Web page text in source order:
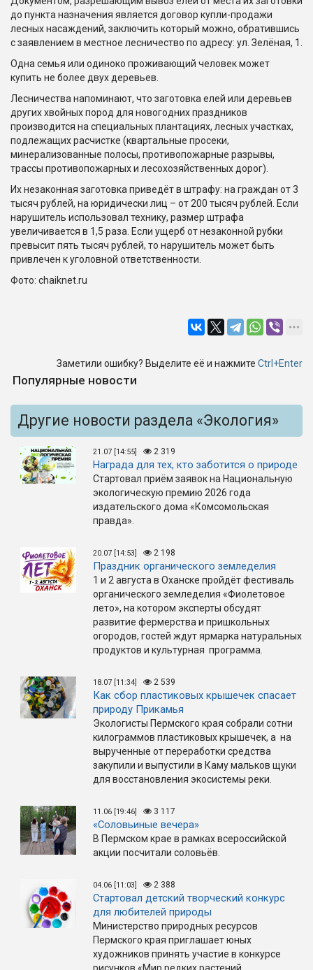
до пункта назначения является договор купли-продажи
лесных насаждений, заключить который можно, обратившись
с заявлением в местное лесничество по адресу: ул. Зелёная, 1.
Одна семья или одиноко проживающий человек может
купить не более двух деревьев.
Лесничества напоминают, что заготовка елей или деревьев
других хвойных пород для новогодних праздников
производится на специальных плантациях, лесных участках,
подлежащих расчистке (квартальные просеки,
минерализованные полосы, противопожарные разрывы,
трассы противопожарных и лесохозяйственных дорог).
Их незаконная заготовка приведёт в штрафу: на граждан от 3
тысяч рублей, на юридически лиц – от 200 тысяч рублей. Если
нарушитель использовал технику, размер штрафа
увеличивается в 1,5 раза. Если ущерб от незаконной рубки
превысит пять тысяч рублей, то нарушитель может быть
привлечен к уголовной ответственности.
Фото: chaiknet.ru
Заметили ошибку? Выделите её и нажмите Ctrl+Enter
Популярные новости
Другие новости раздела «Экология»
21.07 [14:55] 2 319
Награда для тех, кто заботится о природе
Стартовал приём заявок на Национальную
экологическую премию 2026 года
издательского дома «Комсомольская
правда».
20.07 [14:53] 2 198
Праздник органического земледелия
1 и 2 августа в Оханске пройдёт фестиваль
органического земледелия «Фиолетовое
лето», на котором эксперты обсудят
развитие фермерства и пришкольных
огородов, гостей ждут ярмарка натуральных
продуктов и культурная программа.
18.07 [11:34] 2 539
Как сбор пластиковых крышечек спасает
природу Прикамья
Экологисты Пермского края собрали сотни
килограммов пластиковых крышечек, а на
вырученные от переработки средства
закупили и выпустили в Каму мальков щуки
для восстановления экосистемы реки.
11.06 [19:46] 3 117
«Соловьиные вечера»
В Пермском крае в рамках всероссийской
акции посчитали соловьёв.
04.06 [11:03] 2 388
Стартовал детский творческий конкурс
для любителей природы
Министерство природных ресурсов
Пермского края приглашает юных
художников принять участие в конкурсе